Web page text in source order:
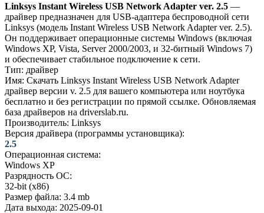
Linksys Instant Wireless USB Network Adapter ver. 2.5 —
драйвер предназначен для USB-адаптера беспроводной сети
Linksys (модель Instant Wireless USB Network Adapter ver. 2.5).
Он поддерживает операционные системы Windows (включая
Windows XP, Vista, Server 2000/2003, и 32-битный Windows 7)
и обеспечивает стабильное подключение к сети.
Тип: драйвер
Имя: Скачать Linksys Instant Wireless USB Network Adapter
драйвер версии v. 2.5 для вашего компьютера или ноутбука
бесплатно и без регистрации по прямой ссылке. Обновляемая
база драйверов на driverslab.ru.
Производитель: Linksys
Версия драйвера (программы установщика):
2.5
Операционная система:
Windows XP
Разрядность ОС:
32-bit (x86)
Размер файла: 3.4 mb
Дата выхода: 2025-09-01